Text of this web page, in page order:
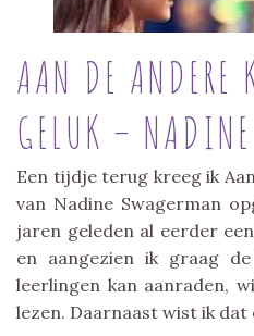
AAN DE ANDERE
GELUK –
Een tijdje terug kreeg ik
van Nadine Swagerman
jaren geleden al eerder
en aangezien ik graag
leerlingen kan aanraden,
lezen. Daarnaast wist ik dat